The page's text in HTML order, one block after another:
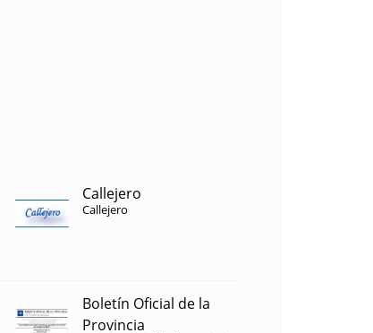
Callejero
Callejero
Boletín Oficial de la
Provincia